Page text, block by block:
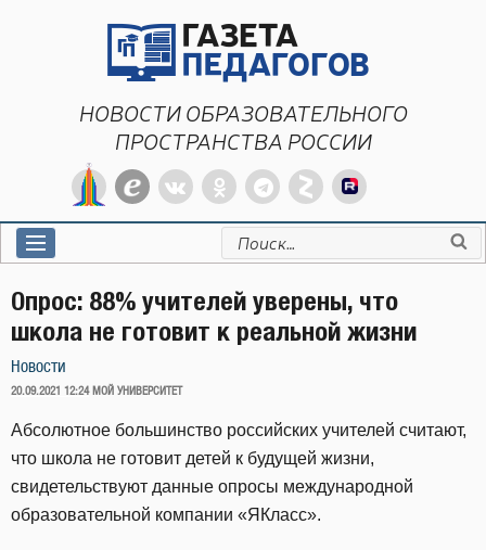
НОВОСТИ ОБРАЗОВАТЕЛЬНОГО
ПРОСТРАНСТВА РОССИИ
Искать:
Опрос: 88% учителей уверены, что
школа не готовит к реальной жизни
Новости
ОПУБЛИКОВАНО
20.09.2021 12:24 МОЙ УНИВЕРСИТЕТ
Абсолютное большинство российских учителей считают,
что школа не готовит детей к будущей жизни,
свидетельствуют данные опросы международной
образовательной компании «ЯКласс».